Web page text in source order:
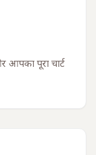
आपका पूरा चार्ट